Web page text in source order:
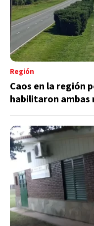
Región
Caos en la región
habilitaron ambas